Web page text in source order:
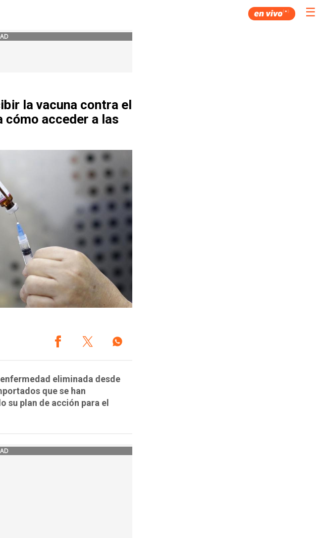
☰
la vacuna contra el
cómo acceder a las
eliminada desde
que se han
su plan de acción para el